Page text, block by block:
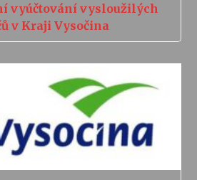
vyúčtování vysloužilých
v Kraji Vysočina